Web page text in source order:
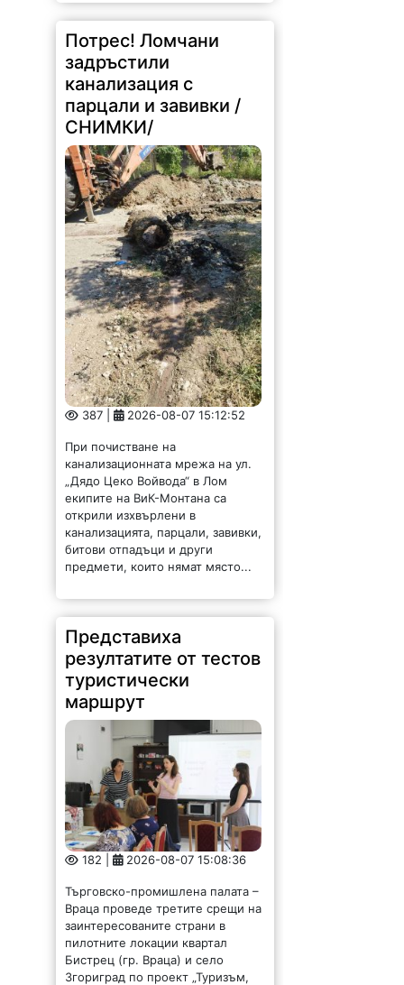
Потрес! Ломчани
задръстили
канализация с
парцали и завивки /
СНИМКИ/
387 | 2026-08-07 15:12:52
При почистване на
канализационната мрежа на ул.
„Дядо Цеко Войвода“ в Лом
екипите на ВиК-Монтана са
открили изхвърлени в
канализацията, парцали, завивки,
битови отпадъци и други
предмети, които нямат място...
Представиха
резултатите от тестов
туристически
маршрут
182 | 2026-08-07 15:08:36
Търговско-промишлена палата –
Враца проведе третите срещи на
заинтересованите страни в
пилотните локации квартал
Бистрец (гр. Враца) и село
Згориград по проект „Туризъм,